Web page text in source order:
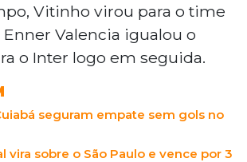
Vitinho virou para o time
Enner Valencia igualou o
o Inter logo em seguida.
seguram empate sem gols no
vira sobre o São Paulo e vence por 3